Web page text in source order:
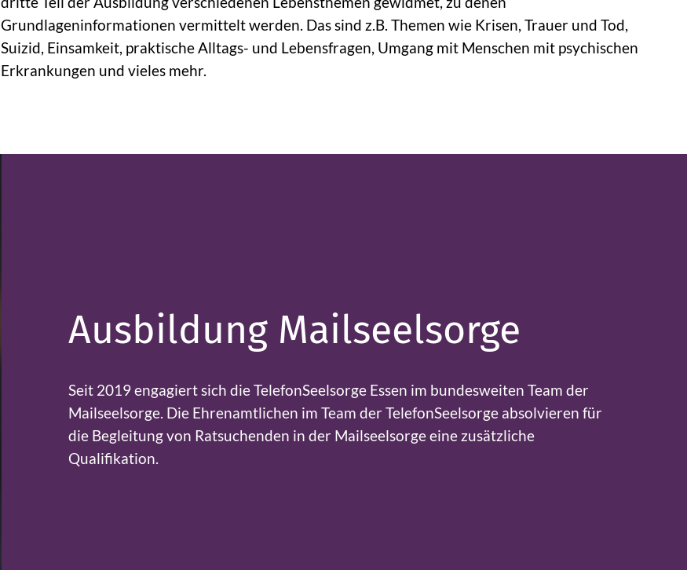
Grundlageninformationen vermittelt werden. Das sind z.B. Themen wie Krisen, Trauer und Tod,
Suizid, Einsamkeit, praktische Alltags- und Lebensfragen, Umgang mit Menschen mit psychischen
Erkrankungen und vieles mehr.
Ausbildung Mailseelsorge
Seit 2019 engagiert sich die TelefonSeelsorge Essen im bundesweiten Team der
Mailseelsorge. Die Ehrenamtlichen im Team der TelefonSeelsorge absolvieren für
die Begleitung von Ratsuchenden in der Mailseelsorge eine zusätzliche
Qualifikation.